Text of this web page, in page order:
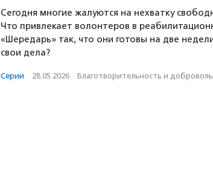
Сегодня многие жалуются на нехватку
Что привлекает волонтеров в
«Шередарь» так, что они готовы на две
свои дела?
Серии · 28.05.2026 · Благотвори­тель­ность и